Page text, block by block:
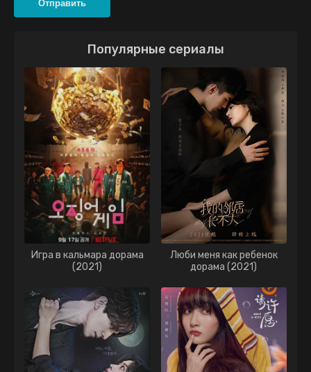
Отправить
Популярные сериалы
Игра в кальмара дорама
(2021)
Люби меня как ребенок
дорама (2021)